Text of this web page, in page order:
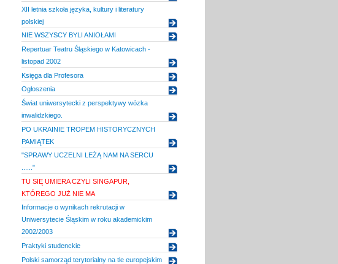
XII letnia szkoła języka, kultury i literatury
polskiej
NIE WSZYSCY BYLI ANIOŁAMI
Repertuar Teatru Śląskiego w Katowicach -
listopad 2002
Księga dla Profesora
Ogłoszenia
Świat uniwersytecki z perspektywy wózka
inwalidzkiego.
PO UKRAINIE TROPEM HISTORYCZNYCH
PAMIĄTEK
"SPRAWY UCZELNI LEŻĄ NAM NA SERCU
......"
TU SIĘ UMIERA CZYLI SINGAPUR,
KTÓREGO JUŻ NIE MA
Informacje o wynikach rekrutacji w
Uniwersytecie Śląskim w roku akademickim
2002/2003
Praktyki studenckie
Polski samorząd terytorialny na tle europejskim